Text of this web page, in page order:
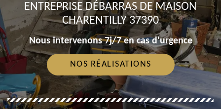
ENTREPRISE DÉBARRAS DE MAISON
CHARENTILLY 37390
Nous intervenons 7j/7 en cas d'urgence
NOS RÉALISATIONS